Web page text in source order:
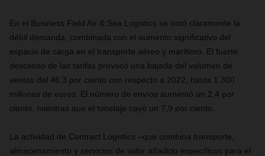
En el Business Field Air & Sea Logistics se notó claramente la
débil demanda, combinada con el aumento significativo del
espacio de carga en el transporte aéreo y marítimo. El fuerte
descenso de las tarifas provocó una bajada del volumen de
ventas del 46,3 por ciento con respecto a 2022, hasta 1.300
millones de euros. El número de envíos aumentó un 2,4 por
ciento, mientras que el tonelaje cayó un 7,9 por ciento.
La actividad de Contract Logistics –que combina transporte,
almacenamiento y servicios de valor añadido específicos para el